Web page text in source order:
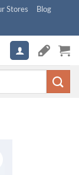
Stores
Blog